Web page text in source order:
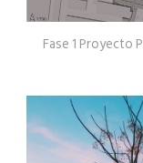
Fase 1 Proyecto